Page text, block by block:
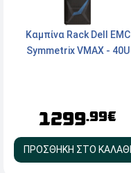
Καμπίνα Rack Dell EMC
Symmetrix VMAX - 40U
1299.99€
ΠΡΟΣΘΗΚΗ ΣΤΟ ΚΑΛΑΘΙ